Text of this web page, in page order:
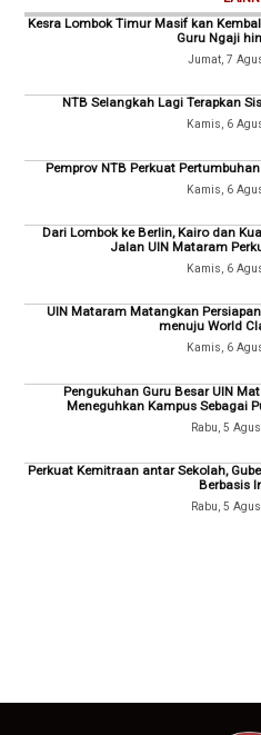
Kesra Lombok Timur Masif kan
Guru Ngaji
Jumat, 7
NTB Selangkah Lagi Terapkan
Kamis, 6
Pemprov NTB Perkuat
Kamis, 6
Dari Lombok ke Berlin, Kairo dan
Jalan UIN Mataram
Kamis, 6
UIN Mataram Matangkan
menuju World
Kamis, 6
Pengukuhan Guru Besar UIN
Meneguhkan Kampus Sebagai
Rabu, 5
Perkuat Kemitraan antar Sekolah,
Berbasis
Rabu, 5